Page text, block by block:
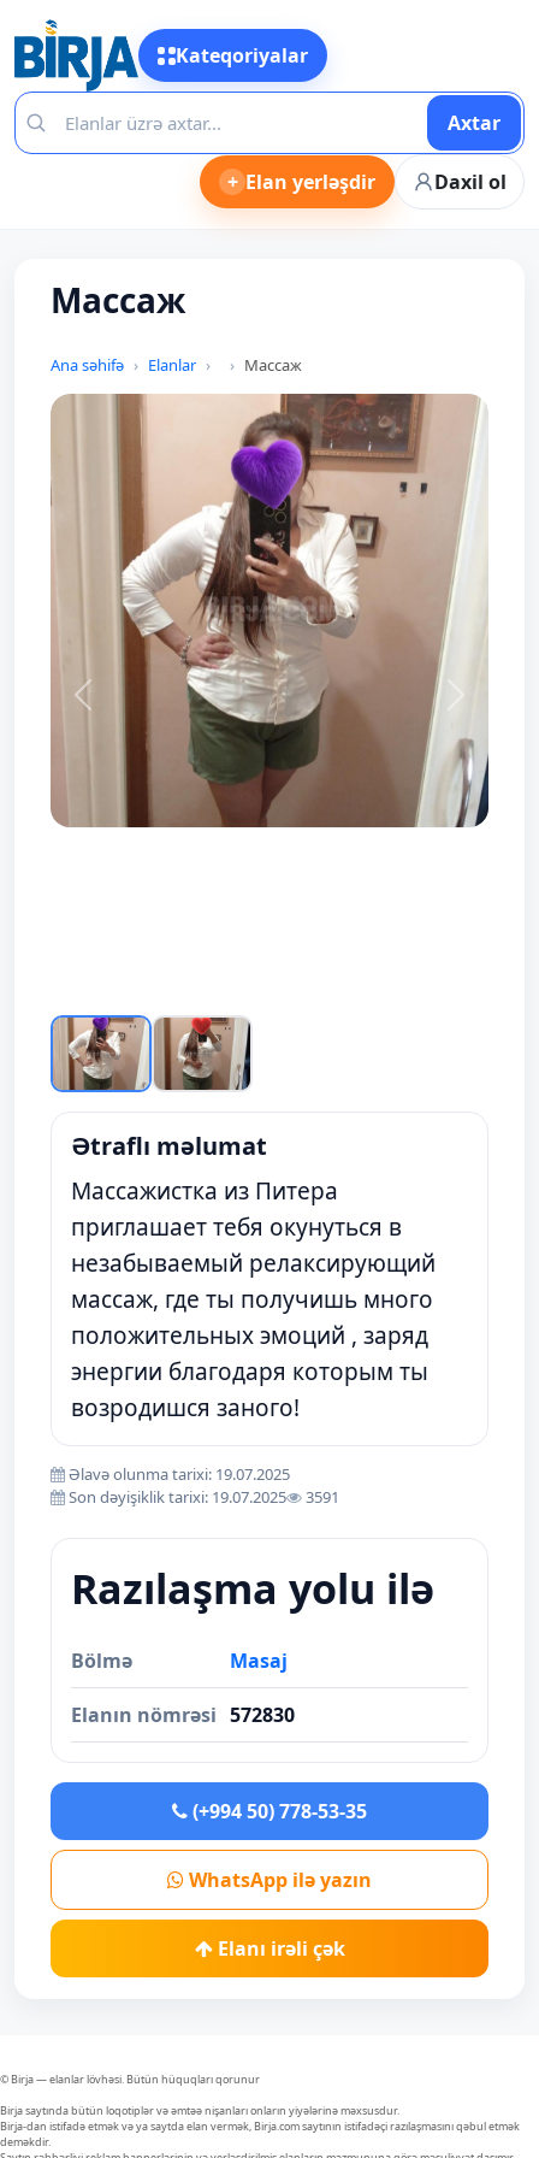
Kateqoriyalar
Axtar
+ Elan yerləşdir Daxil ol
Массаж
Ana səhifə Elanlar Массаж
Prev Next
Ətraflı məlumat
Массажистка из Питера
приглашает тебя окунуться в
незабываемый релаксирующий
массаж, где ты получишь много
положительных эмоций , заряд
энергии благодаря которым ты
возродишся заного!
Əlavə olunma tarixi: 19.07.2025
Son dəyişiklik tarixi: 19.07.2025
3591
Razılaşma yolu ilə
Bölmə Masaj
Elanın nömrəsi 572830
(+994 50) 778-53-35
WhatsApp ilə yazın
Elanı irəli çək
© Birja — elanlar lövhəsi. Bütün hüquqları qorunur
Birja saytında bütün loqotiplər və əmtəə nişanları onların yiyələrinə məxsusdur.
Birja-dan istifadə etmək və ya saytda elan vermək, Birja.com saytının istifadəçi razılaşmasını qəbul etmək
deməkdir.